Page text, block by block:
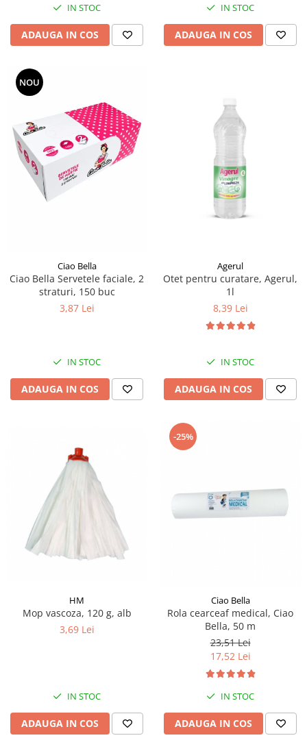
IN STOC
ADAUGA IN COS
IN STOC
ADAUGA IN COS
NOU
Ciao Bella
Ciao Bella Servetele faciale, 2
straturi, 150 buc
3,87 Lei
IN STOC
ADAUGA IN COS
Agerul
Otet pentru curatare, Agerul,
1l
8,39 Lei
IN STOC
ADAUGA IN COS
HM
Mop vascoza, 120 g, alb
3,69 Lei
IN STOC
ADAUGA IN COS
-25%
Ciao Bella
Rola cearceaf medical, Ciao
Bella, 50 m
23,51 Lei
17,52 Lei
IN STOC
ADAUGA IN COS